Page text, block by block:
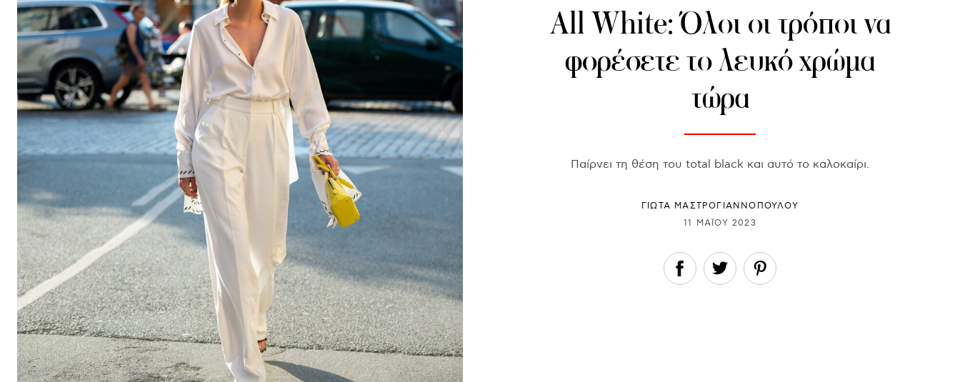
All White: Όλοι οι τρόποι να
φορέσετε το λευκό χρώμα
τώρα
Παίρνει τη θέση του total black και αυτό το καλοκαίρι.
ΓΙΩΤΑ ΜΑΣΤΡΟΓΙΑΝΝΟΠΟΥΛΟΥ
11 ΜΑΪ́ΟΥ 2023